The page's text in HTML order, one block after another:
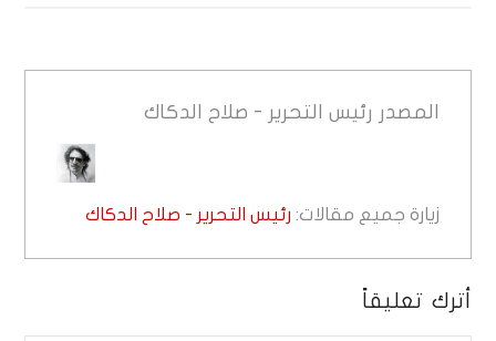
المصدر رئيس التحرير - صلاح الدكاك
زيارة جميع مقالات: رئيس التحرير - صلاح الدكاك
أترك تعليقاً